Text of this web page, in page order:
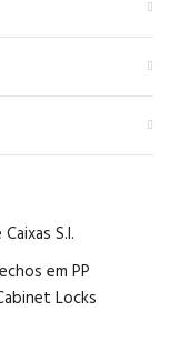
S.I.
em PP
Locks